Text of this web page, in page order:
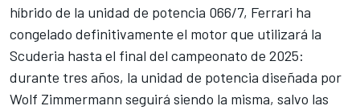
híbrido de la unidad de potencia 066/7, Ferrari ha
congelado definitivamente el motor que utilizará la
Scuderia hasta el final del campeonato de 2025:
durante tres años, la unidad de potencia diseñada por
Wolf Zimmermann seguirá siendo la misma, salvo las